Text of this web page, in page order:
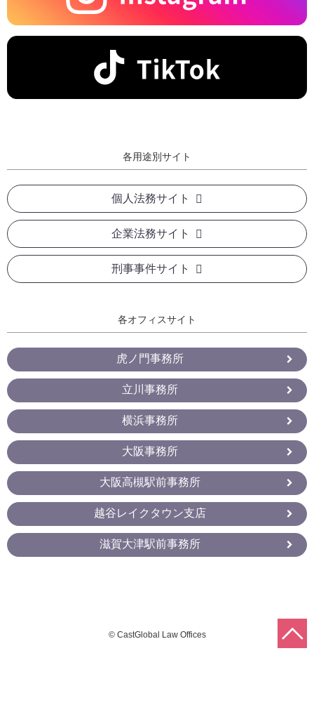
各用途別サイト
個人法務サイト
企業法務サイト
刑事事件サイト
各オフィスサイト
虎ノ門事務所
立川事務所
横浜事務所
大阪事務所
大阪高槻駅前事務所
越谷レイクタウン支店
滋賀大津駅前事務所
© CastGlobal Law Offices